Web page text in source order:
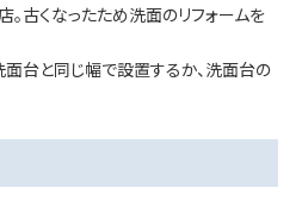
。古くなったため洗面のリフォームを
台と同じ幅で設置するか、洗面台の